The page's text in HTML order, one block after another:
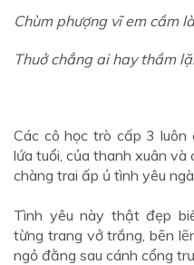
Chùm phượng vĩ em cầm
Thuở chẳng ai hay thầm
Các cô học trò cấp 3
lứa tuổi, của thanh xuân và
chàng trai ấp ủ tình yêu
Tình yêu này thật đẹp
từng trang vở trắng, bẽn
ngỏ đằng sau cánh cổng